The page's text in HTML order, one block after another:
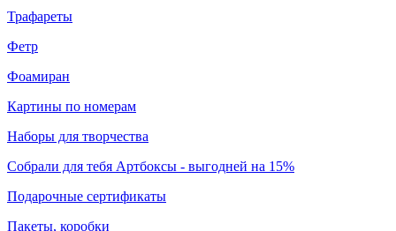
Трафареты
Фетр
Фоамиран
Картины по номерам
Наборы для творчества
Собрали для тебя Артбоксы - выгодней на 15%
Подарочные сертификаты
Пакеты, коробки